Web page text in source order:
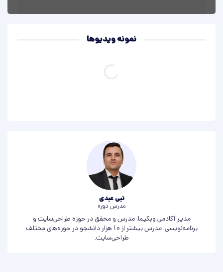
اسلایدر شماره سه
این اسلایدر برای هر نوع وب‌سایتی مناسب است، فقط کافیست
نمونه ‌ویدیوها
نبی عبدی
مدرس دوره
مدیر آکادمی وبکیما، مدرس و محقق در حوزه طراحی‌سایت و
برنامه‌نویسی، مدرس بیشتر از 10 هزار دانشجو در حوزه‌های مختلف
طراحی‌سایت.